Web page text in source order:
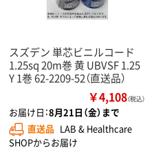
スズデン 単芯ビニルコード
1.25sq 20m巻 黄 UBVSF 1.25
Y 1巻 62-2209-52（直送品）
￥4,108（税込）
お届け日：8月21日（金）まで
直送品 LAB & Healthcare
SHOPからお届け